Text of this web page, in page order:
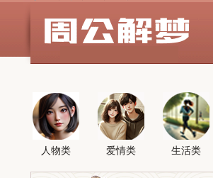
人物类 爱情类 生活类